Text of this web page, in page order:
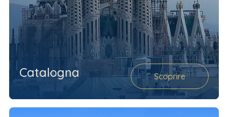
Catalogna Scoprire